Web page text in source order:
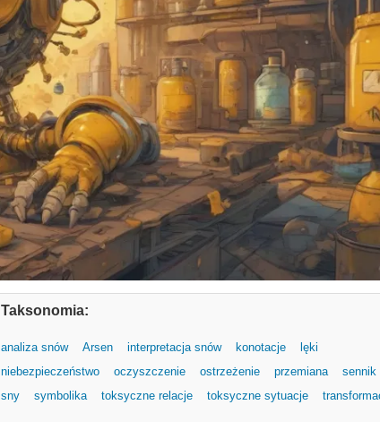
Taksonomia:
analiza snów Arsen interpretacja snów konotacje
lęki
niebezpieczeństwo
oczyszczenie ostrzeżenie przemiana
sennik
sny
symbolika toksyczne relacje toksyczne sytuacje